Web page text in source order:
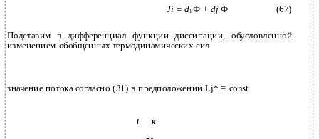
Ji = dYФ +djФ (67)
Подставим в дифференциал функции диссипации, обусловленной
изменением обобщённых термодинамических сил
значение потока согласно (31) в предположении Lj* = const
i к